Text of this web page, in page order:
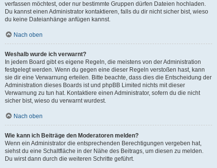
verfassen möchtest, oder nur bestimmte Gruppen dürfen Dateien hochladen.
Du kannst einen Administrator kontaktieren, falls du dir nicht sicher bist, wieso
du keine Dateianhänge anfügen kannst.
Nach oben
Weshalb wurde ich verwarnt?
In jedem Board gibt es eigene Regeln, die meistens von der Administration
festgelegt werden. Wenn du gegen eine dieser Regeln verstoßen hast, kann
sie dir eine Verwarnung erteilen. Bitte beachte, dass dies die Entscheidung der
Administration dieses Boards ist und phpBB Limited nichts mit dieser
Verwarnung zu tun hat. Kontaktiere einen Administrator, sofern du die nicht
sicher bist, wieso du verwarnt wurdest.
Nach oben
Wie kann ich Beiträge den Moderatoren melden?
Wenn ein Administrator die entsprechenden Berechtigungen vergeben hat,
siehst du eine Schaltfläche in der Nähe des Beitrags, um diesen zu melden.
Du wirst dann durch die weiteren Schritte geführt.